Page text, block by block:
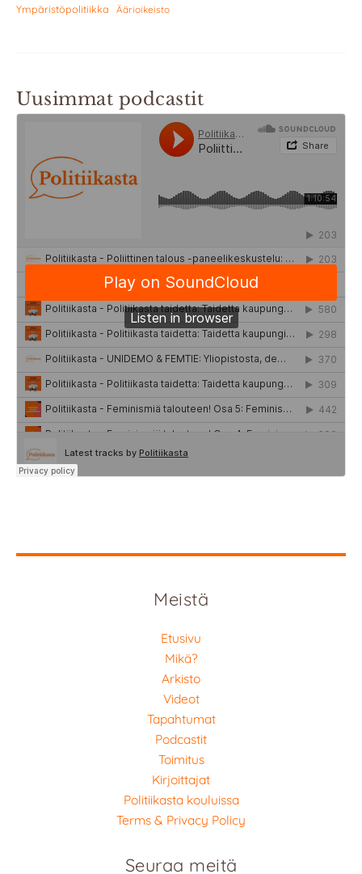
Ympäristöpolitiikka Äärioikeisto
Uusimmat podcastit
Meistä
Etusivu
Mikä?
Arkisto
Videot
Tapahtumat
Podcastit
Toimitus
Kirjoittajat
Politiikasta kouluissa
Terms & Privacy Policy
Seuraa meitä